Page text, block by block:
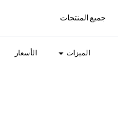
جميع المنتجات
الميزات الأسعار